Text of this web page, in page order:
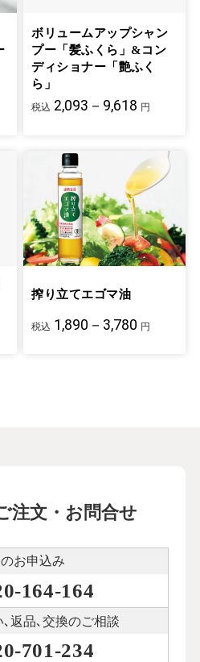
ボリュームアップシャン
プー「髪ふくら」&コン
ディショナー「艶ふく
ら」
税込 2,093－9,618 円
搾り立てエゴマ油
税込 1,890－3,780 円
注文・お問合せ
お申込み
164-164
返品､交換のご相談
701-234